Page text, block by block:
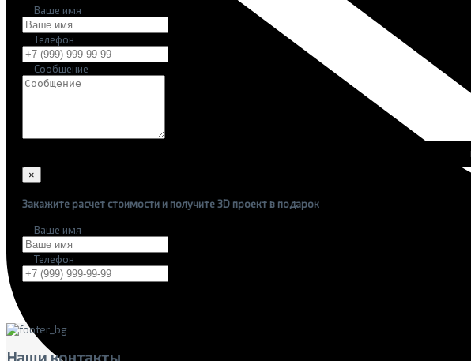
Ваше имя
Телефон
Сообщение
×
Закажите расчет стоимости и получите 3D проект в подарок
Ваше имя
Телефон